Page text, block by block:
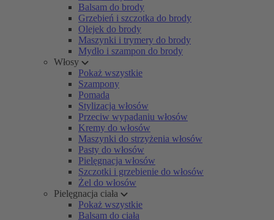
Balsam do brody
Grzebień i szczotka do brody
Olejek do brody
Maszynki i trymery do brody
Mydło i szampon do brody
Włosy
Pokaż wszystkie
Szampony
Pomada
Stylizacja włosów
Przeciw wypadaniu włosów
Kremy do włosów
Maszynki do strzyżenia włosów
Pasty do włosów
Pielęgnacja włosów
Szczotki i grzebienie do włosów
Żel do włosów
Pielęgnacja ciała
Pokaż wszystkie
Balsam do ciała